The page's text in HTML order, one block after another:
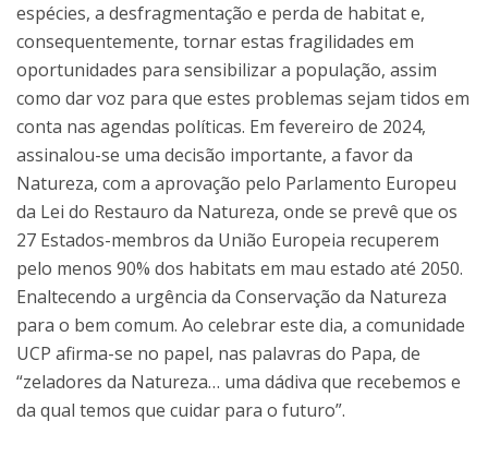
espécies, a desfragmentação e perda de habitat e,
consequentemente, tornar estas fragilidades em
oportunidades para sensibilizar a população, assim
como dar voz para que estes problemas sejam tidos em
conta nas agendas políticas. Em fevereiro de 2024,
assinalou-se uma decisão importante, a favor da
Natureza, com a aprovação pelo Parlamento Europeu
da Lei do Restauro da Natureza, onde se prevê que os
27 Estados-membros da União Europeia recuperem
pelo menos 90% dos habitats em mau estado até 2050.
Enaltecendo a urgência da Conservação da Natureza
para o bem comum. Ao celebrar este dia, a comunidade
UCP afirma-se no papel, nas palavras do Papa, de
“zeladores da Natureza… uma dádiva que recebemos e
da qual temos que cuidar para o futuro”.